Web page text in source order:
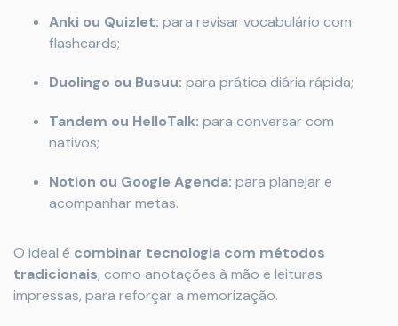
Anki ou Quizlet: para revisar vocabulário com
flashcards;
Duolingo ou Busuu: para prática diária rápida;
Tandem ou HelloTalk: para conversar com
nativos;
Notion ou Google Agenda: para planejar e
acompanhar metas.
O ideal é combinar tecnologia com métodos
tradicionais, como anotações à mão e leituras
impressas, para reforçar a memorização.